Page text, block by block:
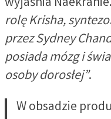
rolę Krisha,
przez Sydney
posiada mózg i
osoby dorosłej”.
W obsadzie